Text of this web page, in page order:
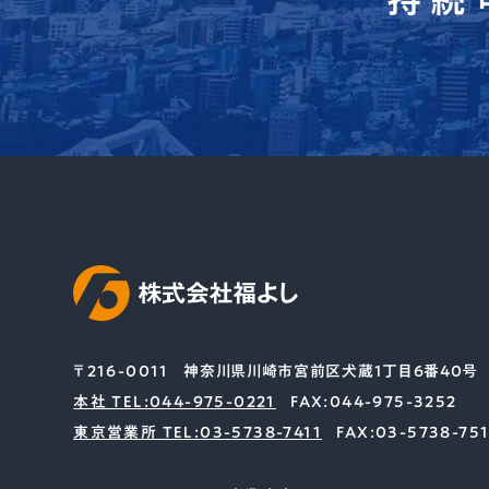
〒216-0011
神奈川県川崎市宮前区犬蔵1丁目6番40号
本社 TEL:044-975-0221
FAX:044-975-3252
東京営業所 TEL:03-5738-7411
FAX:03-5738-